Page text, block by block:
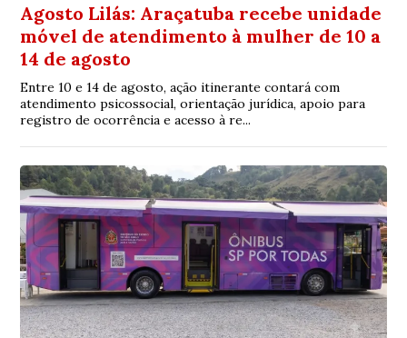
Agosto Lilás: Araçatuba recebe unidade
móvel de atendimento à mulher de 10 a
14 de agosto
Entre 10 e 14 de agosto, ação itinerante contará com
atendimento psicossocial, orientação jurídica, apoio para
registro de ocorrência e acesso à re...